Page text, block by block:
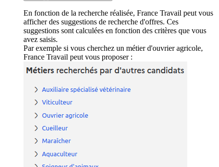
En fonction de la recherche réalisée, France Travail peut vous
afficher des suggestions de recherche d'offres. Ces
suggestions sont calculées en fonction des critères que vous
avez saisis.
Par exemple si vous cherchez un métier d'ouvrier agricole,
France Travail peut vous proposer :